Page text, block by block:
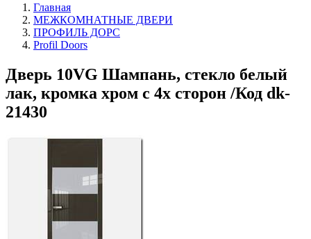
Главная
МЕЖКОМНАТНЫЕ ДВЕРИ
ПРОФИЛЬ ДОРС
Profil Doors
Дверь 10VG Шампань, стекло белый
лак, кромка хром с 4х сторон /Код dk-
21430